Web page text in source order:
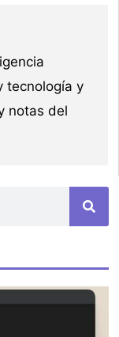
tecnología y
notas del